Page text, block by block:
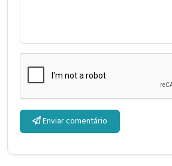
Enviar comentário